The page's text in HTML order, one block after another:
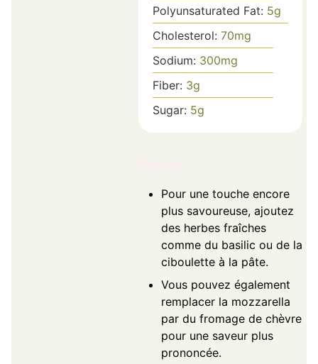
Polyunsaturated Fat: 5g
Cholesterol: 70mg
Sodium: 300mg
Fiber: 3g
Sugar: 5g
Pour une touche encore
plus savoureuse, ajoutez
des herbes fraîches
comme du basilic ou de la
ciboulette à la pâte.
Vous pouvez également
remplacer la mozzarella
par du fromage de chèvre
pour une saveur plus
prononcée.